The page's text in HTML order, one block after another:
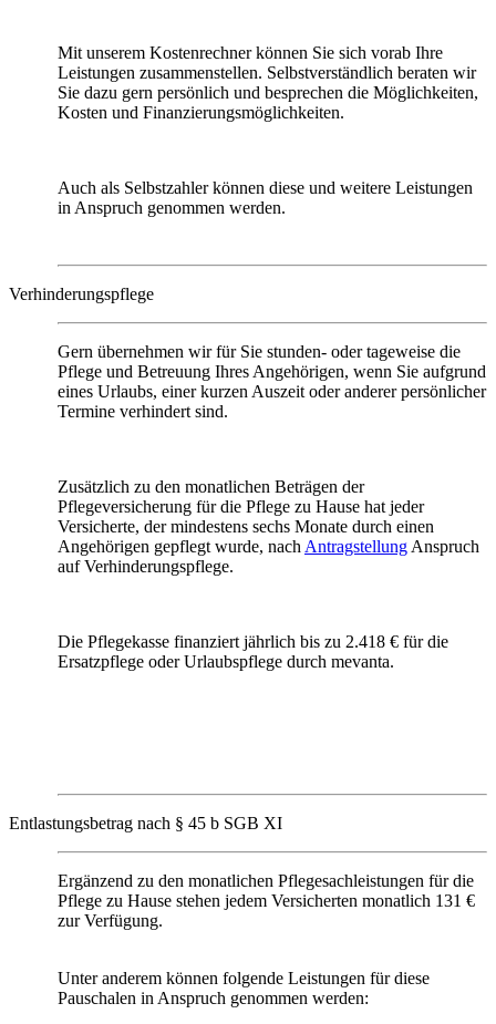
Mit unserem Kostenrechner können Sie sich vorab Ihre
Leistungen zusammenstellen. Selbstverständlich beraten wir
Sie dazu gern persönlich und besprechen die Möglichkeiten,
Kosten und Finanzierungsmöglichkeiten.
Auch als Selbstzahler können diese und weitere Leistungen
in Anspruch genommen werden.
Verhinderungspflege
Gern übernehmen wir für Sie stunden- oder tageweise die
Pflege und Betreuung Ihres Angehörigen, wenn Sie aufgrund
eines Urlaubs, einer kurzen Auszeit oder anderer persönlicher
Termine verhindert sind.
Zusätzlich zu den monatlichen Beträgen der
Pflegeversicherung für die Pflege zu Hause hat jeder
Versicherte, der mindestens sechs Monate durch einen
Angehörigen gepflegt wurde, nach Antragstellung Anspruch
auf Verhinderungspflege.
Die Pflegekasse finanziert jährlich bis zu 2.418 € für die
Ersatzpflege oder Urlaubspflege durch mevanta.
Entlastungsbetrag nach § 45 b SGB XI
Ergänzend zu den monatlichen Pflegesachleistungen für die
Pflege zu Hause stehen jedem Versicherten monatlich 131 €
zur Verfügung.
Unter anderem können folgende Leistungen für diese
Pauschalen in Anspruch genommen werden: